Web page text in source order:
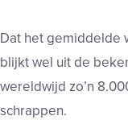
Dat het gemiddelde
blijkt wel uit de
wereldwijd zo’n
schrappen.